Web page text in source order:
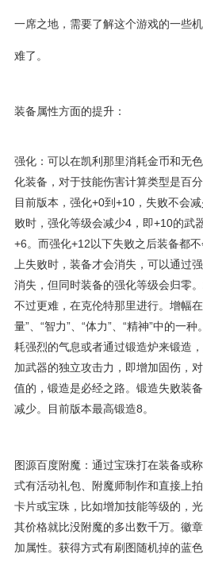
一席之地，需要了解这个游戏的一些
难了。
装备属性方面的提升：
强化：可以在凯利那里消耗金币和无
化装备，对于技能伤害计算类型是百
目前版本，强化+0到+10，失败不会
败时，强化等级会减少4，即+10的武
+6。而强化+12以下失败之后装备都
上失败时，装备才会消失，可以通过
消失，但同时装备的强化等级会归零
不过更难，在克伦特那里进行。增幅
量”、“智力”、“体力”、“精神”中的一
耗强烈的气息或者通过锻造炉来锻造
加武器的独立攻击力，即增加固伤，
值的，锻造是必经之路。锻造失败装
减少。目前版本最高锻造8。
图源百度附魔：通过宝珠打在装备或
式有活动礼包、附魔师制作和直接上
卡片或宝珠，比如增加技能等级的，
其价格就比没附魔的多出数千万。徽
加属性。获得方式有刷图随机掉的蓝